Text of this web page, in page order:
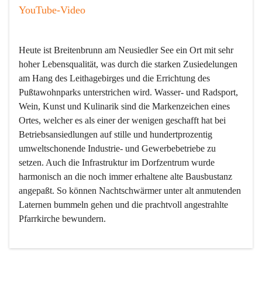
YouTube-Video
Heute ist Breitenbrunn am Neusiedler See ein Ort mit sehr
hoher Lebensqualität, was durch die starken Zusiedelungen
am Hang des Leithagebirges und die Errichtung des
Pußtawohnparks unterstrichen wird. Wasser- und Radsport,
Wein, Kunst und Kulinarik sind die Markenzeichen eines
Ortes, welcher es als einer der wenigen geschafft hat bei
Betriebsansiedlungen auf stille und hundertprozentig
umweltschonende Industrie- und Gewerbebetriebe zu
setzen. Auch die Infrastruktur im Dorfzentrum wurde
harmonisch an die noch immer erhaltene alte Bausbustanz
angepaßt. So können Nachtschwärmer unter alt anmutenden
Laternen bummeln gehen und die prachtvoll angestrahlte
Pfarrkirche bewundern.
Der Weinbau dominert heute nicht mehr, ist aber integrativer